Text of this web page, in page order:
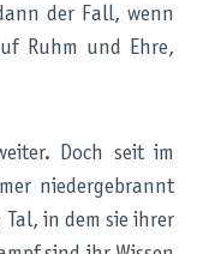
der Fall, wenn
Ruhm und Ehre,
Doch seit im
niedergebrannt
in dem sie ihrer